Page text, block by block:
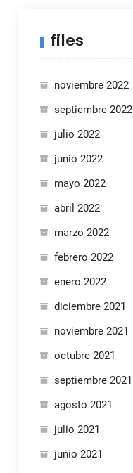
files
noviembre 2022
septiembre 2022
julio 2022
junio 2022
mayo 2022
abril 2022
marzo 2022
febrero 2022
enero 2022
diciembre 2021
noviembre 2021
octubre 2021
septiembre 2021
agosto 2021
julio 2021
junio 2021